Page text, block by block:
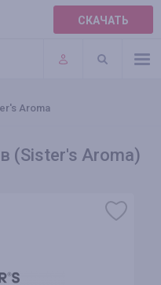
СКАЧАТЬ
Aroma
(Sister's Aroma)